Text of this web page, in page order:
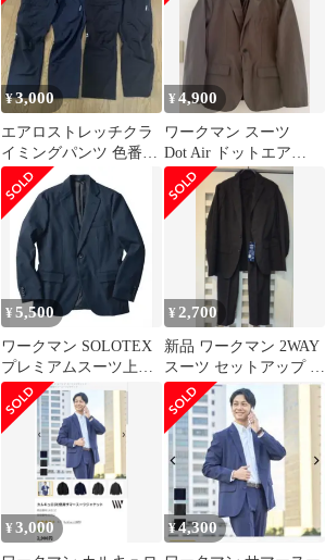
¥3,000
エアロストレッチクラ
イミングパンツ 色番
062ネイビー 011ブラッ
ク3L
¥4,900
ワークマン スーツ
Dot Air ドットエア
2WAY カーキ M
¥ 5,500
ワークマン SOLOTEX
プレミアムスーツ上下
セット Ｌサイズ
¥2,700
新品 ワークマン 2WAY
スーツ セットアップ メ
ンズ M ブラック
¥3,000 ¥4,300